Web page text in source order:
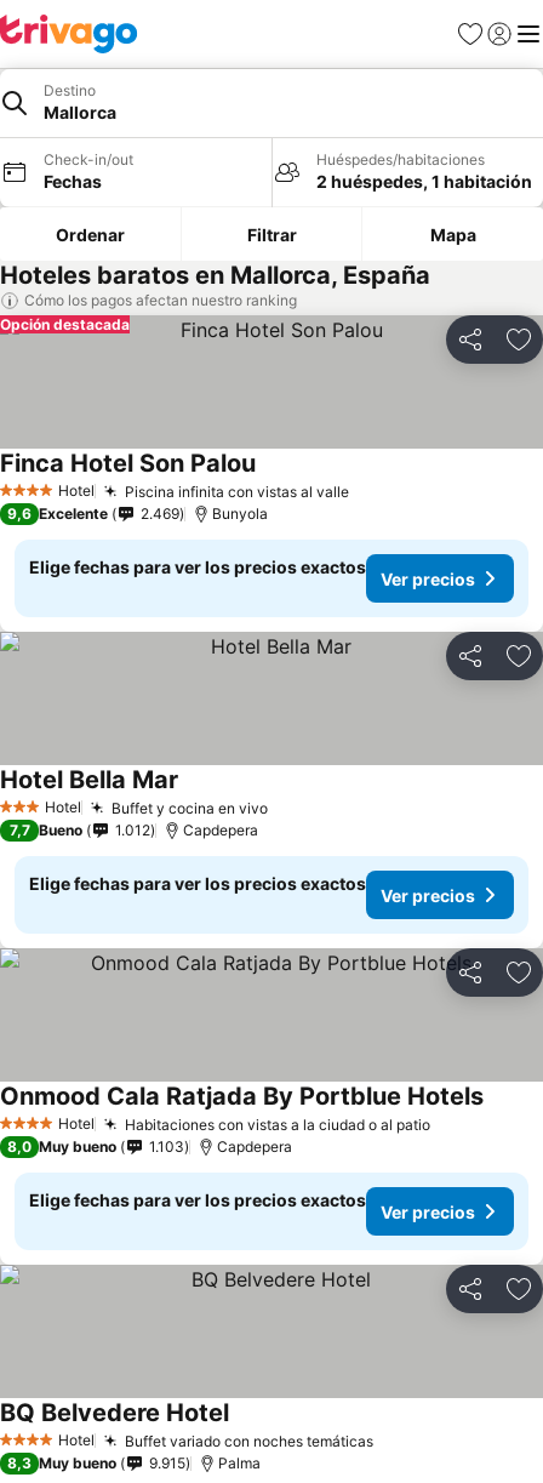
Favoritos
Iniciar
Destino
Mallorca
Check-in/out
Fechas
Huéspedes/habitaciones
2 huéspedes, 1 habitación
Ordenar Filtrar Mapa
Hoteles baratos en Mallorca, España
Cómo los pagos afectan nuestro ranking
Compartir
Opción destacada
4 EstrellasHotel Piscina infinita con vistas al valle
Finca Hotel Son Palou
9,6 Excelente 2.469 Bunyola
Elige fechas para ver los precios exactos
Ver precios
Compartir
3 Estrellas
Hotel Buffet y cocina en vivo
Hotel Bella Mar
7,7 Bueno 1.012 Capdepera
Elige fechas para ver los precios exactos
Ver precios
Compartir
4 EstrellasHotel Habitaciones con vistas a la ciudad o al patio
Onmood Cala Ratjada By Portblue Hotels
8,0 Muy bueno 1.103 Capdepera
Elige fechas para ver los precios exactos
Ver precios
Compartir
4 EstrellasHotel Buffet variado con noches temáticas
BQ Belvedere Hotel
8,3 Muy bueno 9.915 Palma